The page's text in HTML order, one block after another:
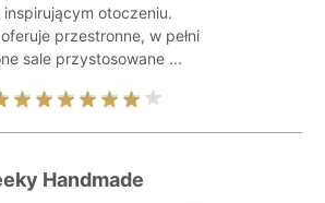
inspirującym otoczeniu.
przestronne, w pełni
sale przystosowane ...
Handmade